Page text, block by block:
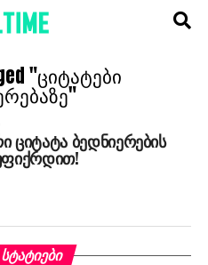
"ციტატები
ციტატა ბედნიერების